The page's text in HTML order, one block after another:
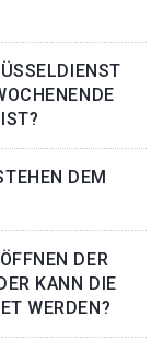
DEM
DER
KANN DIE
WERDEN?